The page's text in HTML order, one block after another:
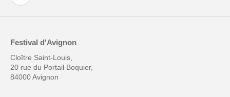
Festival d'Avignon
Cloître Saint-Louis,
20 rue du Portail Boquier,
84000 Avignon